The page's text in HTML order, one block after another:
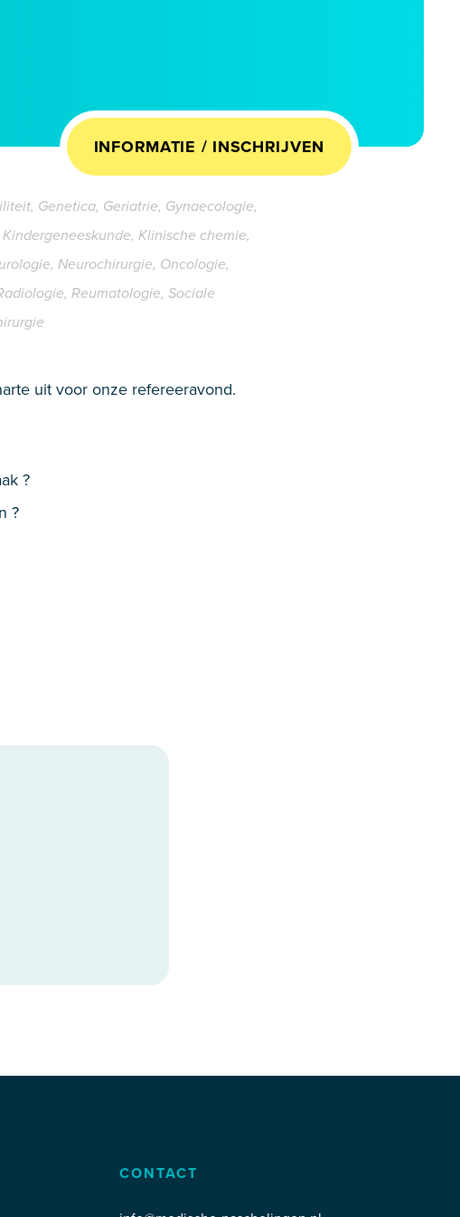
INFORMATIE / INSCHRIJVEN
Genetica, Geriatrie, Gynaecologie,
Klinische chemie,
Neurochirurgie, Oncologie,
Reumatologie, Sociale
uit voor onze refereeravond.
?
?
CONTACT